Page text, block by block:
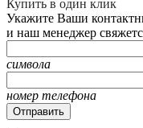
Купить в один клик
Укажите Ваши
и наш менеджер
символа
номер телефона